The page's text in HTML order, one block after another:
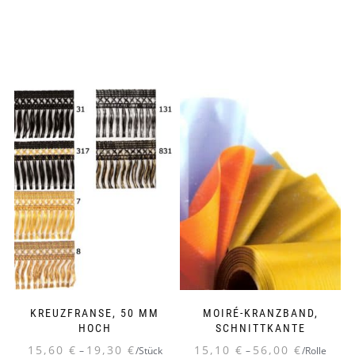
KREUZFRANSE, 50 MM
HOCH
15,60 € – 19,30 €/Stück
MOIRÉ-KRANZBAND,
SCHNITTKANTE
15,10 € – 56,00 €/Rolle